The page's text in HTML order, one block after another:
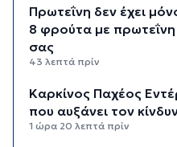
Πρωτεΐνη δεν έχει
8 φρούτα με
σας
43 λεπτά πρίν
Καρκίνος Παχέος
που αυξάνει τον
1 ώρα 20 λεπτά πρίν